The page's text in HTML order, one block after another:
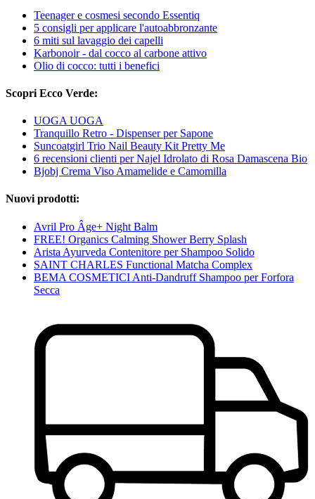
Teenager e cosmesi secondo Essentiq
5 consigli per applicare l'autoabbronzante
6 miti sul lavaggio dei capelli
Karbonoir - dal cocco al carbone attivo
Olio di cocco: tutti i benefici
Scopri Ecco Verde:
UOGA UOGA
Tranquillo Retro - Dispenser per Sapone
Suncoatgirl Trio Nail Beauty Kit Pretty Me
6 recensioni clienti per Najel Idrolato di Rosa Damascena Bio
Bjobj Crema Viso Amamelide e Camomilla
Nuovi prodotti:
Avril Pro Âge+ Night Balm
FREE! Organics Calming Shower Berry Splash
Arista Ayurveda Contenitore per Shampoo Solido
SAINT CHARLES Functional Matcha Complex
BEMA COSMETICI Anti-Dandruff Shampoo per Forfora
Secca